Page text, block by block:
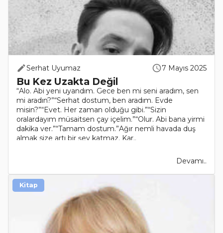
Serhat Uyumaz 7 Mayıs 2025
Bu Kez Uzakta Değil
“Alo. Abi yeni uyandım. Gece ben mi seni aradım, sen
mi aradın?”“Serhat dostum, ben aradım. Evde
misin?”“Evet. Her zaman olduğu gibi.”“Sizin
oralardayım müsaitsen çay içelim.”“Olur. Abi bana yirmi
dakika ver.”“Tamam dostum.”Ağır nemli havada duş
almak size artı bir şey katmaz. Kar..
Devamı..
Kitap